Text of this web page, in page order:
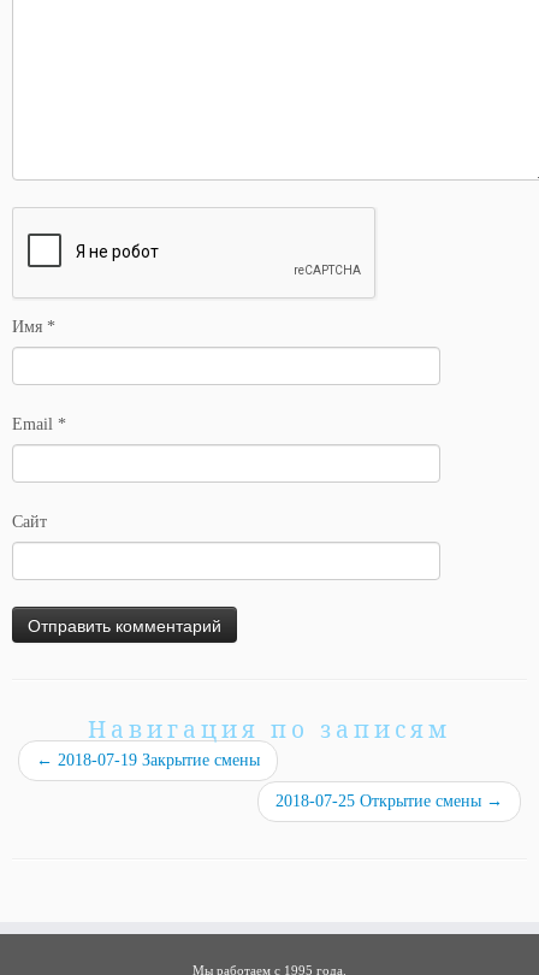
Имя *
Email *
Сайт
Навигация по записям
← 2018-07-19 Закрытие смены
2018-07-25 Открытие смены →
Мы работаем с 1995 года.